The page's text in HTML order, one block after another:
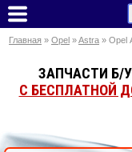
Главная » Opel »Astra » Opel
ЗАПЧАСТИ Б/У
С БЕСПЛАТНОЙ